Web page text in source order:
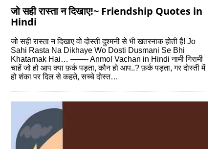
जो सही रास्ता न दिखाए!~ Friendship Quotes in
Hindi
जो सही रास्ता न दिखाए वो दोस्ती दुश्मनी से भी खतरनाक होती है! Jo
Sahi Rasta Na Dikhaye Wo Dosti Dusmani Se Bhi
Khatarnak Hai… ——- Anmol Vachan in Hindi नामी गिरामी
चाहें जो हो आप क्या फ़र्क पड़ता, कौन हो आप..? फ़र्क पड़ता, गर दोस्ती में
हो शंका पर दिल से कहते, सच्चे दोस्त…